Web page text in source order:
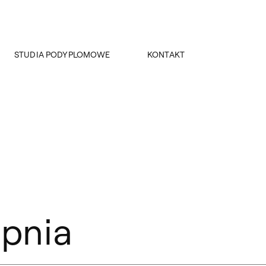
STUDIA PODYPLOMOWE KONTAKT